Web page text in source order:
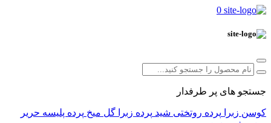
0
جستجو های پر طرفدار
کوسن زبرا پرده روتختی شید پرده زبرا گل میخ پرده پلیسه حریر